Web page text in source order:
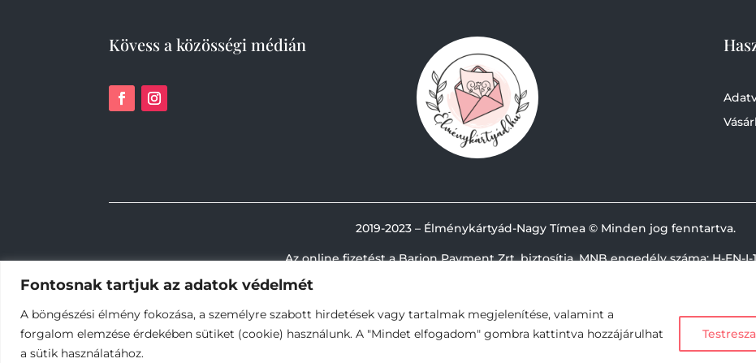
Fontosnak tartjuk az adatok védelmét
A böngészési élmény fokozása, a személyre szabott hirdetések vagy tartalmak megjelenítése, valamint a
forgalom elemzése érdekében sütiket (cookie) használunk. A "Mindet elfogadom" gombra kattintva hozzájárulhat
a sütik használatához.
Kövess a közösségi médián
2019-2023 – Élménykártyád-Nagy Tímea © Minden jog fenntartva.
Az online fizetést a Barion Payment Zrt. biztosítja, MNB engedély száma: H-EN-I-